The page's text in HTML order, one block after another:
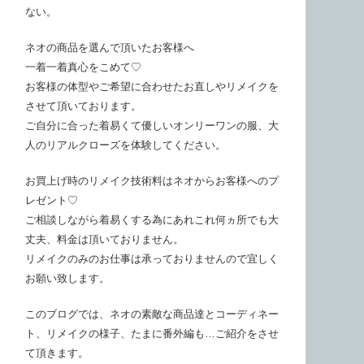
ない。
ネオの商品を選んで頂いたお客様へ
一着一着真心をこめて♡
お客様の体型やご希望に合わせたお直しやリメイクを
させて頂いております。
ご自分に合った着易くて優しいオンリーワンの服、大
人のリアルクローズを体験してください。
お買上げ時のリメイク技術料はネオからお客様へのプ
レゼント♡
ご相談しながら着易くする為にあれこれ何ヵ所でも大
丈夫、料金は頂いておりません。
リメイクのみのお仕事は承っておりませんので宜しく
お願い致します。
このブログでは、ネオの素敵な商品達とコーディネー
ト、リメイクの様子、たまに番外編も…ご紹介をさせ
て頂きます。